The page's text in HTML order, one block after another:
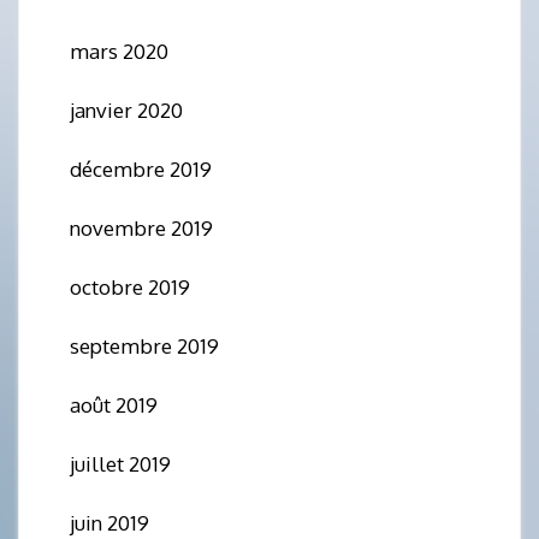
mars 2020
janvier 2020
décembre 2019
novembre 2019
octobre 2019
septembre 2019
août 2019
juillet 2019
juin 2019